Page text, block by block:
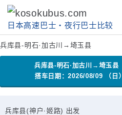
日本高速巴士‧夜行巴士比较
兵库县-明石·加古川→埼玉县
兵库县-明石·加古川→埼玉县
搭车日期：2026/08/09 （日）
兵库县(神户·姬路) 出发